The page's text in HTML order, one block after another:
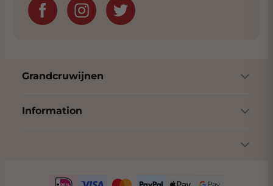
Grandcruwijnen
Information